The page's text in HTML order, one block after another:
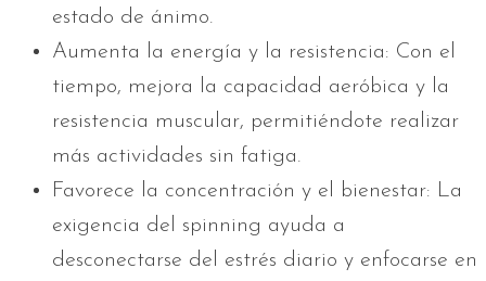
estado de ánimo.
Aumenta la energía y la resistencia: Con el
tiempo, mejora la capacidad aeróbica y la
resistencia muscular, permitiéndote realizar
más actividades sin fatiga.
Favorece la concentración y el bienestar: La
exigencia del spinning ayuda a
desconectarse del estrés diario y enfocarse en